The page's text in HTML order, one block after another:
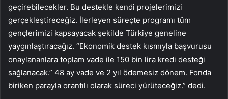
geçirebilecekler. Bu destekle kendi projelerimizi
gerçekleştireceğiz. İlerleyen süreçte programı tüm
gençlerimizi kapsayacak şekilde Türkiye geneline
yaygınlaştıracağız. “Ekonomik destek kısmıyla başvurusu
onaylananlara toplam vade ile 150 bin lira kredi desteği
sağlanacak.” 48 ay vade ve 2 yıl ödemesiz dönem. Fonda
biriken parayla orantılı olarak süreci yürüteceğiz.” dedi.